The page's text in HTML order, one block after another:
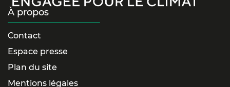
À propos
Contact
Espace presse
Plan du site
Mentions légales